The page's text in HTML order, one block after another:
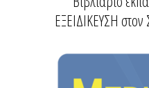
ΕΞΕΙΔΙΚΕΥΣΗ